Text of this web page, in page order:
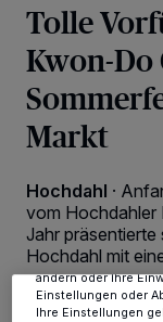
Tolle
Kwon-Do
Markt
Hochdahl ·
vom Hochdahler
Jahr
Hochdahl mit
Wir und unsere
Tracking-
verarbeiten Daten,
Zwecke. Wenn
Anzeigen
dieses Menü
ändern oder Ihre
Einstellungen oder
Ihre Einstellungen